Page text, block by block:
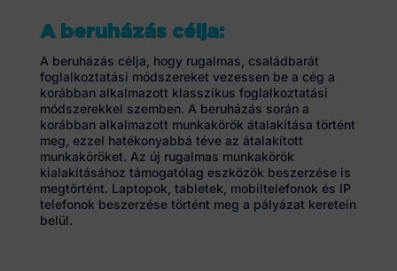
A beruházás célja:
A beruházás célja, hogy rugalmas, családbarát
foglalkoztatási módszereket vezessen be a cég a
korábban alkalmazott klasszikus foglalkoztatási
módszerekkel szemben. A beruházás során a
korábban alkalmazott munkakörök átalakítása történt
meg, ezzel hatékonyabbá téve az átalakított
munkaköröket. Az új rugalmas munkakörök
kialakításához támogatólag eszközök beszerzése is
megtörtént. Laptopok, tabletek, mobiltelefonok és IP
telefonok beszerzése történt meg a pályázat keretein
belül.